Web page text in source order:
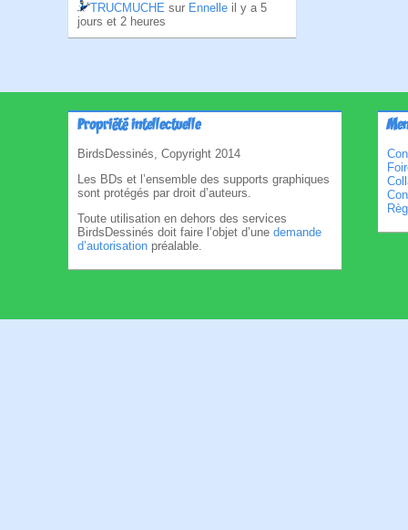
TRUCMUCHE sur Ennelle il y a 5
jours et 2 heures
Propriété intellectuelle
BirdsDessinés, Copyright 2014
Les BDs et l’ensemble des supports graphiques
sont protégés par droit d’auteurs.
Toute utilisation en dehors des services
BirdsDessinés doit faire l’objet d’une demande
d’autorisation préalable.